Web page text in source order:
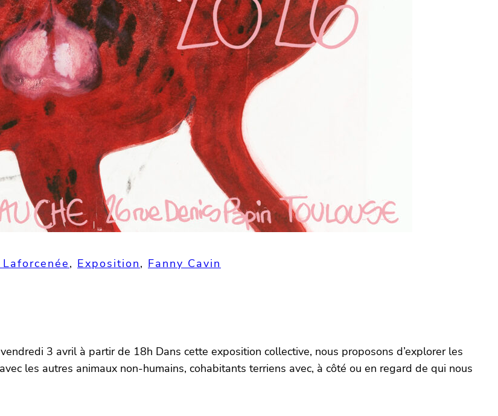
, Exposition, Fanny Cavin
3 avril à partir de 18h Dans cette exposition collective, nous proposons d’explorer les
les autres animaux non-humains, cohabitants terriens avec, à côté ou en regard de qui nous